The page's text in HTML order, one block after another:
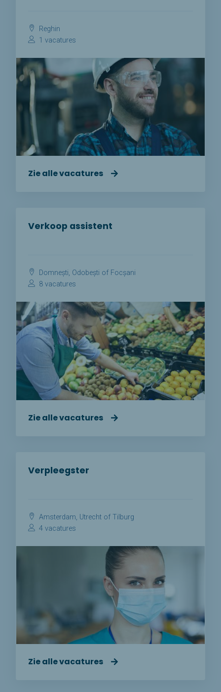
Reghin
1 vacatures
Zie alle vacatures
Verkoop assistent
Domnești, Odobești of Focșani
8 vacatures
Zie alle vacatures
Verpleegster
Amsterdam, Utrecht of Tilburg
4 vacatures
Zie alle vacatures